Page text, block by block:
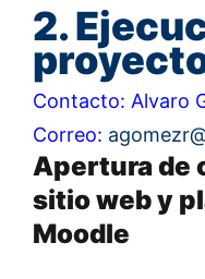
2.
Contacto: Alvaro
Correo:
Apertura de
sitio web y
Moodle